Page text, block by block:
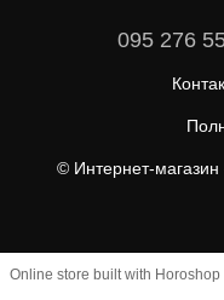
095 276
© Интернет-
Online store built with Horoshop